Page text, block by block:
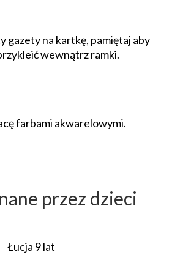
gazety na kartkę, pamiętaj aby
wewnątrz ramki.
farbami akwarelowymi.
przez dzieci
Łucja 9 lat